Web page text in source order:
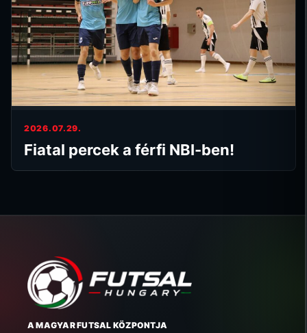
2026.07.29.
Fiatal percek a férfi NBI-ben!
A MAGYAR FUTSAL KÖZPONTJA